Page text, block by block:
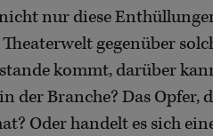
nur diese
gegenüber
kommt, darüber
der Branche? Das Opfer,
Oder handelt es sich